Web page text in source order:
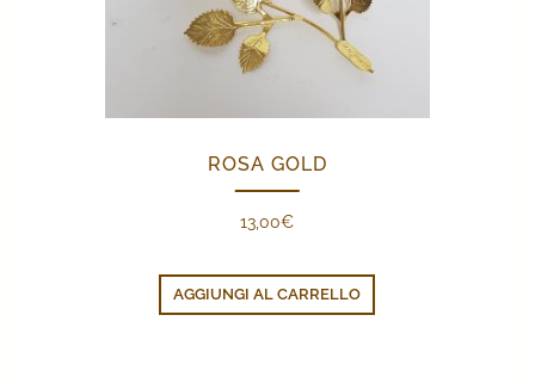
ROSA GOLD
13,00€
AGGIUNGI AL CARRELLO